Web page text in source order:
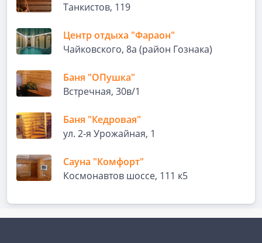
Танкистов, 119
Центр отдыха "Фараон"
Чайковского, 8а (район Гознака)
Баня "ОПушка"
Встречная, 30в/1
Баня "Кедровая"
ул. 2-я Урожайная, 1
Сауна "Комфорт"
Космонавтов шоссе, 111 к5